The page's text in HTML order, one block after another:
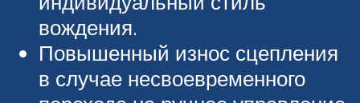
вождения.
Повышенный износ сцепления
в случае несвоевременного